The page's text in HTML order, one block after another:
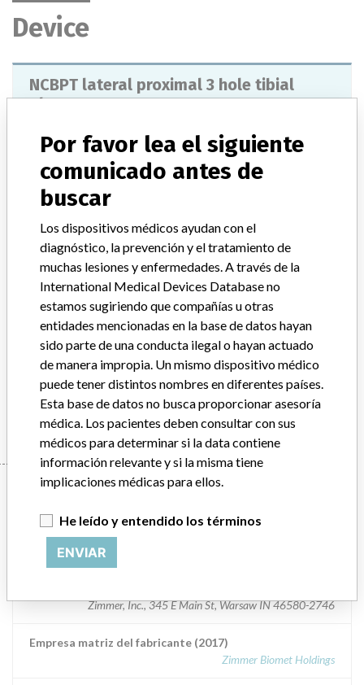
Device
NCBPT lateral proximal 3 hole tibial
plate
Modelo / Serial
Clasificación del producto
Clase de dispositivo
¿Implante?
Distribución Nationwide Distribution.
Descripción del producto
NCB¿-PT lateral proximal 3 hole tibial plate
Manufacturer Zimmer, Inc.
Manufacturer
Zimmer, Inc.
Zimmer, Inc., 345 E Main St, Warsaw IN 46580-2746
Empresa matriz del fabricante (2017)
Zimmer Biomet Holdings
Por favor lea el siguiente
comunicado antes de
buscar
Los dispositivos médicos ayudan con el
diagnóstico, la prevención y el tratamiento de
muchas lesiones y enfermedades. A través de la
International Medical Devices Database no
estamos sugiriendo que compañías u otras
entidades mencionadas en la base de datos hayan
sido parte de una conducta ilegal o hayan actuado
de manera impropia. Un mismo dispositivo médico
puede tener distintos nombres en diferentes países.
Esta base de datos no busca proporcionar asesoría
médica. Los pacientes deben consultar con sus
médicos para determinar si la data contiene
información relevante y si la misma tiene
implicaciones médicas para ellos.
He leído y entendido los términos
ENVIAR